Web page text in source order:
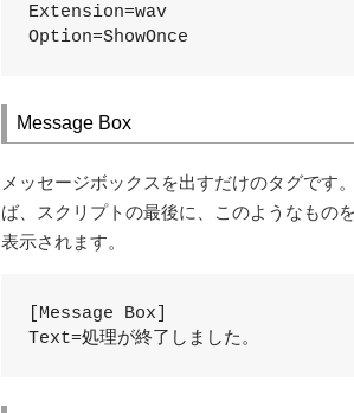
Extension=wav
Option=ShowOnce
Message Box
メッセージボックスを出すだけのタグです
ば、スクリプトの最後に、このようなもの
表示されます。
[Message Box]
Text=処理が終了しました。